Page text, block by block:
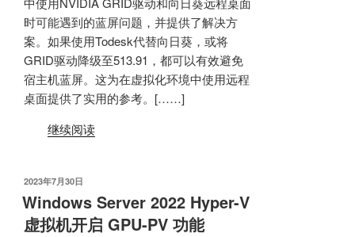
时可能遇到的蓝屏问题，并提供了解决方
案。如果使用Todesk代替向日葵，或将
GRID驱动降级至513.91，都可以有效避免
宿主机蓝屏。这为在虚拟化环境中使用远程
桌面提供了实用的参考。[……]
继续阅读
发
布
于
2023年7月30日
Windows Server 2022 Hyper-V
虚拟机开启 GPU-PV 功能